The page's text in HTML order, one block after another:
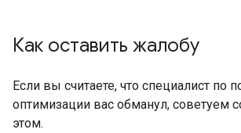
Как оставить жалобу
Если вы считаете, что специалист по
оптимизации вас обманул, советуем
этом.